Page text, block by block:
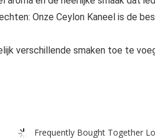
Onze Ceylon Kaneel is de
verschillende smaken toe te
Frequently Bought Together